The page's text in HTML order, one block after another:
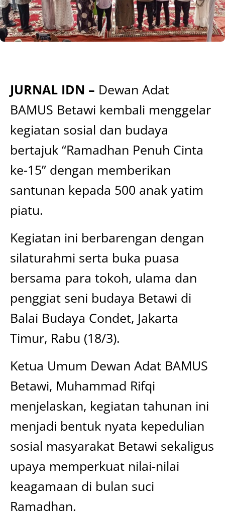
JURNAL IDN – Dewan Adat
BAMUS Betawi kembali menggelar
kegiatan sosial dan budaya
bertajuk “Ramadhan Penuh Cinta
ke-15” dengan memberikan
santunan kepada 500 anak yatim
piatu.
Kegiatan ini berbarengan dengan
silaturahmi serta buka puasa
bersama para tokoh, ulama dan
penggiat seni budaya Betawi di
Balai Budaya Condet, Jakarta
Timur, Rabu (18/3).
Ketua Umum Dewan Adat BAMUS
Betawi, Muhammad Rifqi
menjelaskan, kegiatan tahunan ini
menjadi bentuk nyata kepedulian
sosial masyarakat Betawi sekaligus
upaya memperkuat nilai-nilai
keagamaan di bulan suci
Ramadhan.